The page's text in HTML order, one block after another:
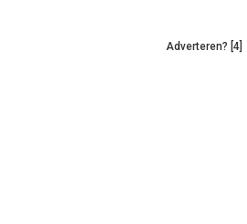
Adverteren? [4]